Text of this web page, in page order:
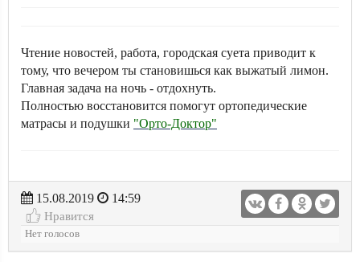
Чтение новостей, работа, городская суета приводит к
тому, что вечером ты становишься как выжатый лимон.
Главная задача на ночь - отдохнуть.
Полностью восстановится помогут ортопедические
матрасы и подушки "Орто-Доктор"
15.08.2019
14:59
Нравится
Нет голосов